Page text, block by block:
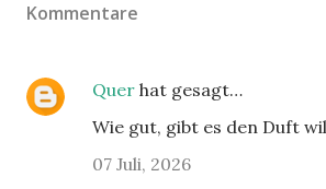
Kommentare
Quer hat gesagt…
Wie gut, gibt es den Duft
07 Juli, 2026